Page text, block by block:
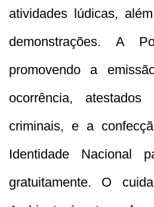
atividades lúdicas,
demonstrações. A
promovendo a
ocorrência, atestados
criminais, e a
Identidade Nacional
gratuitamente. O